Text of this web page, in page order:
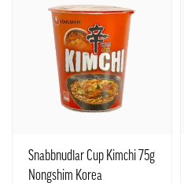
Snabbnudlar Cup Kimchi 75g
Nongshim Korea